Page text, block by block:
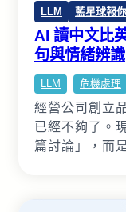
LLM 藍星球報
AI 讀中文比
句與情緒辨識
LLM 危機處理
經營公司創立
已經不夠了。
篇討論」，而